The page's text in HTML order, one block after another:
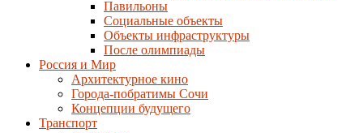
Павильоны
Социальные объекты
Объекты инфраструктуры
После олимпиады
Россия и Мир
Архитектурное кино
Города-побратимы Сочи
Концепции будущего
Транспорт